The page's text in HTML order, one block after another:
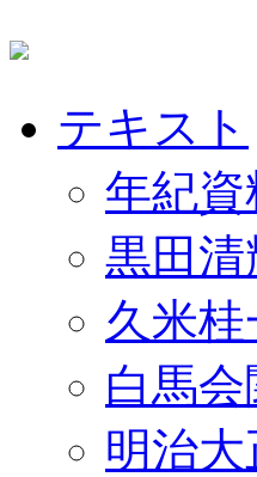
テキスト
年紀
黒田
久米
白馬
明治